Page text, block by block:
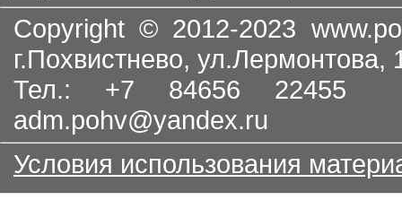
Copyright © 2012-2023
г.Похвистнево, ул.Лермонтова,
Тел.: +7 84656
adm.pohv@yandex.ru
Условия использования